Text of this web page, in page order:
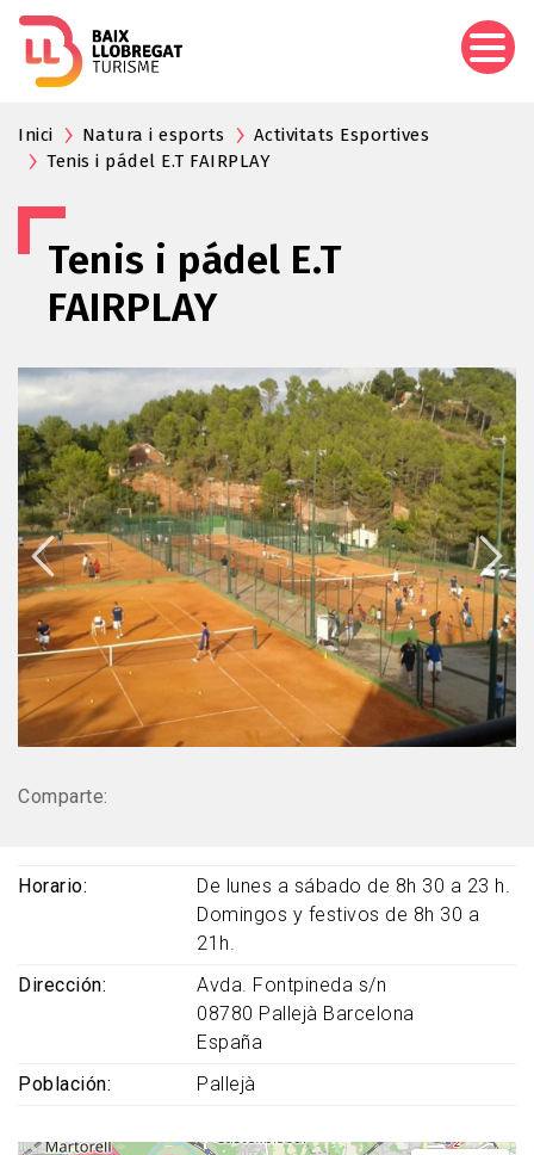
Inici Natura i esports
Activitats Esportives
Tenis i pádel E.T FAIRPLAY
Tenis i pádel E.T
FAIRPLAY
Comparte:
Horario
De lunes a sábado de 8h 30 a 23 h.
Domingos y festivos de 8h 30 a
21h.
Dirección
Avda. Fontpineda s/n
08780 Pallejà Barcelona
España
Población
Pallejà